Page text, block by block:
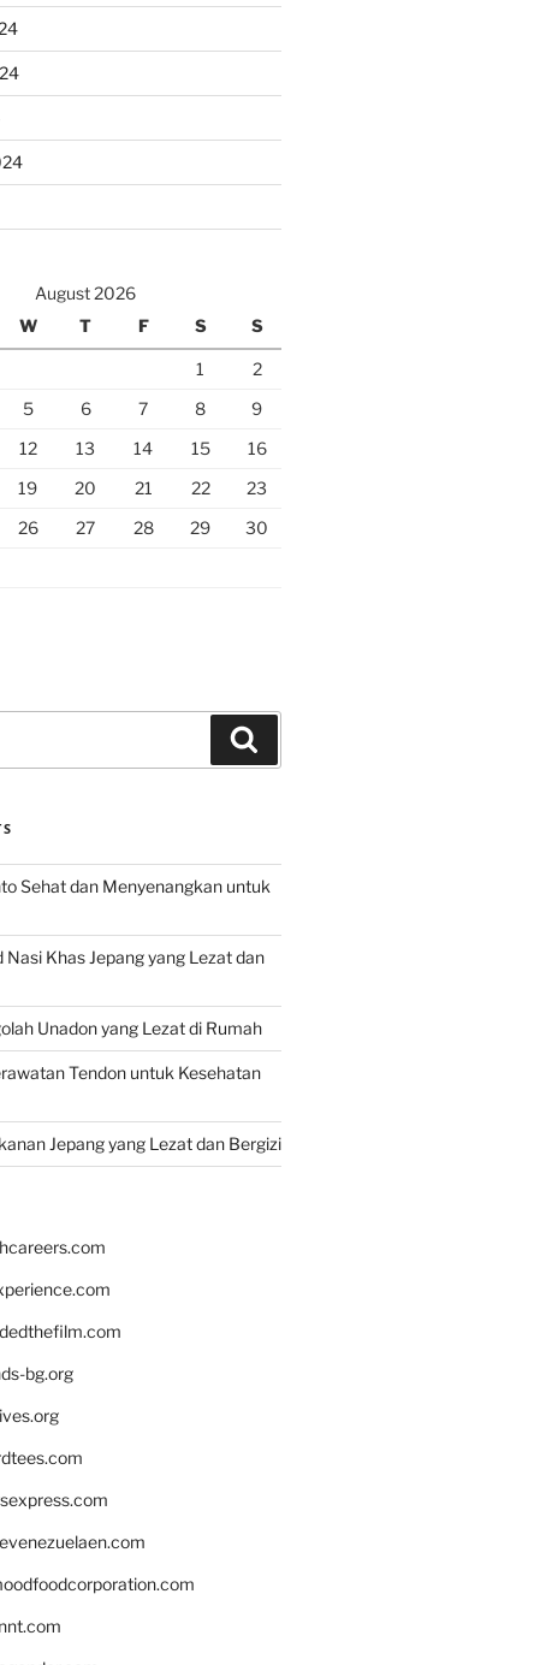
August 2026
W T F S S
1
2
5 6 7 8
9
12 13 14 15
16
19 20 21 22
23
26 27 28 29
30
Sehat dan Menyenangkan untuk
Nasi Khas Jepang yang Lezat dan
Unadon yang Lezat di Rumah
Tendon untuk Kesehatan
Jepang yang Lezat dan Bergizi
bg.org